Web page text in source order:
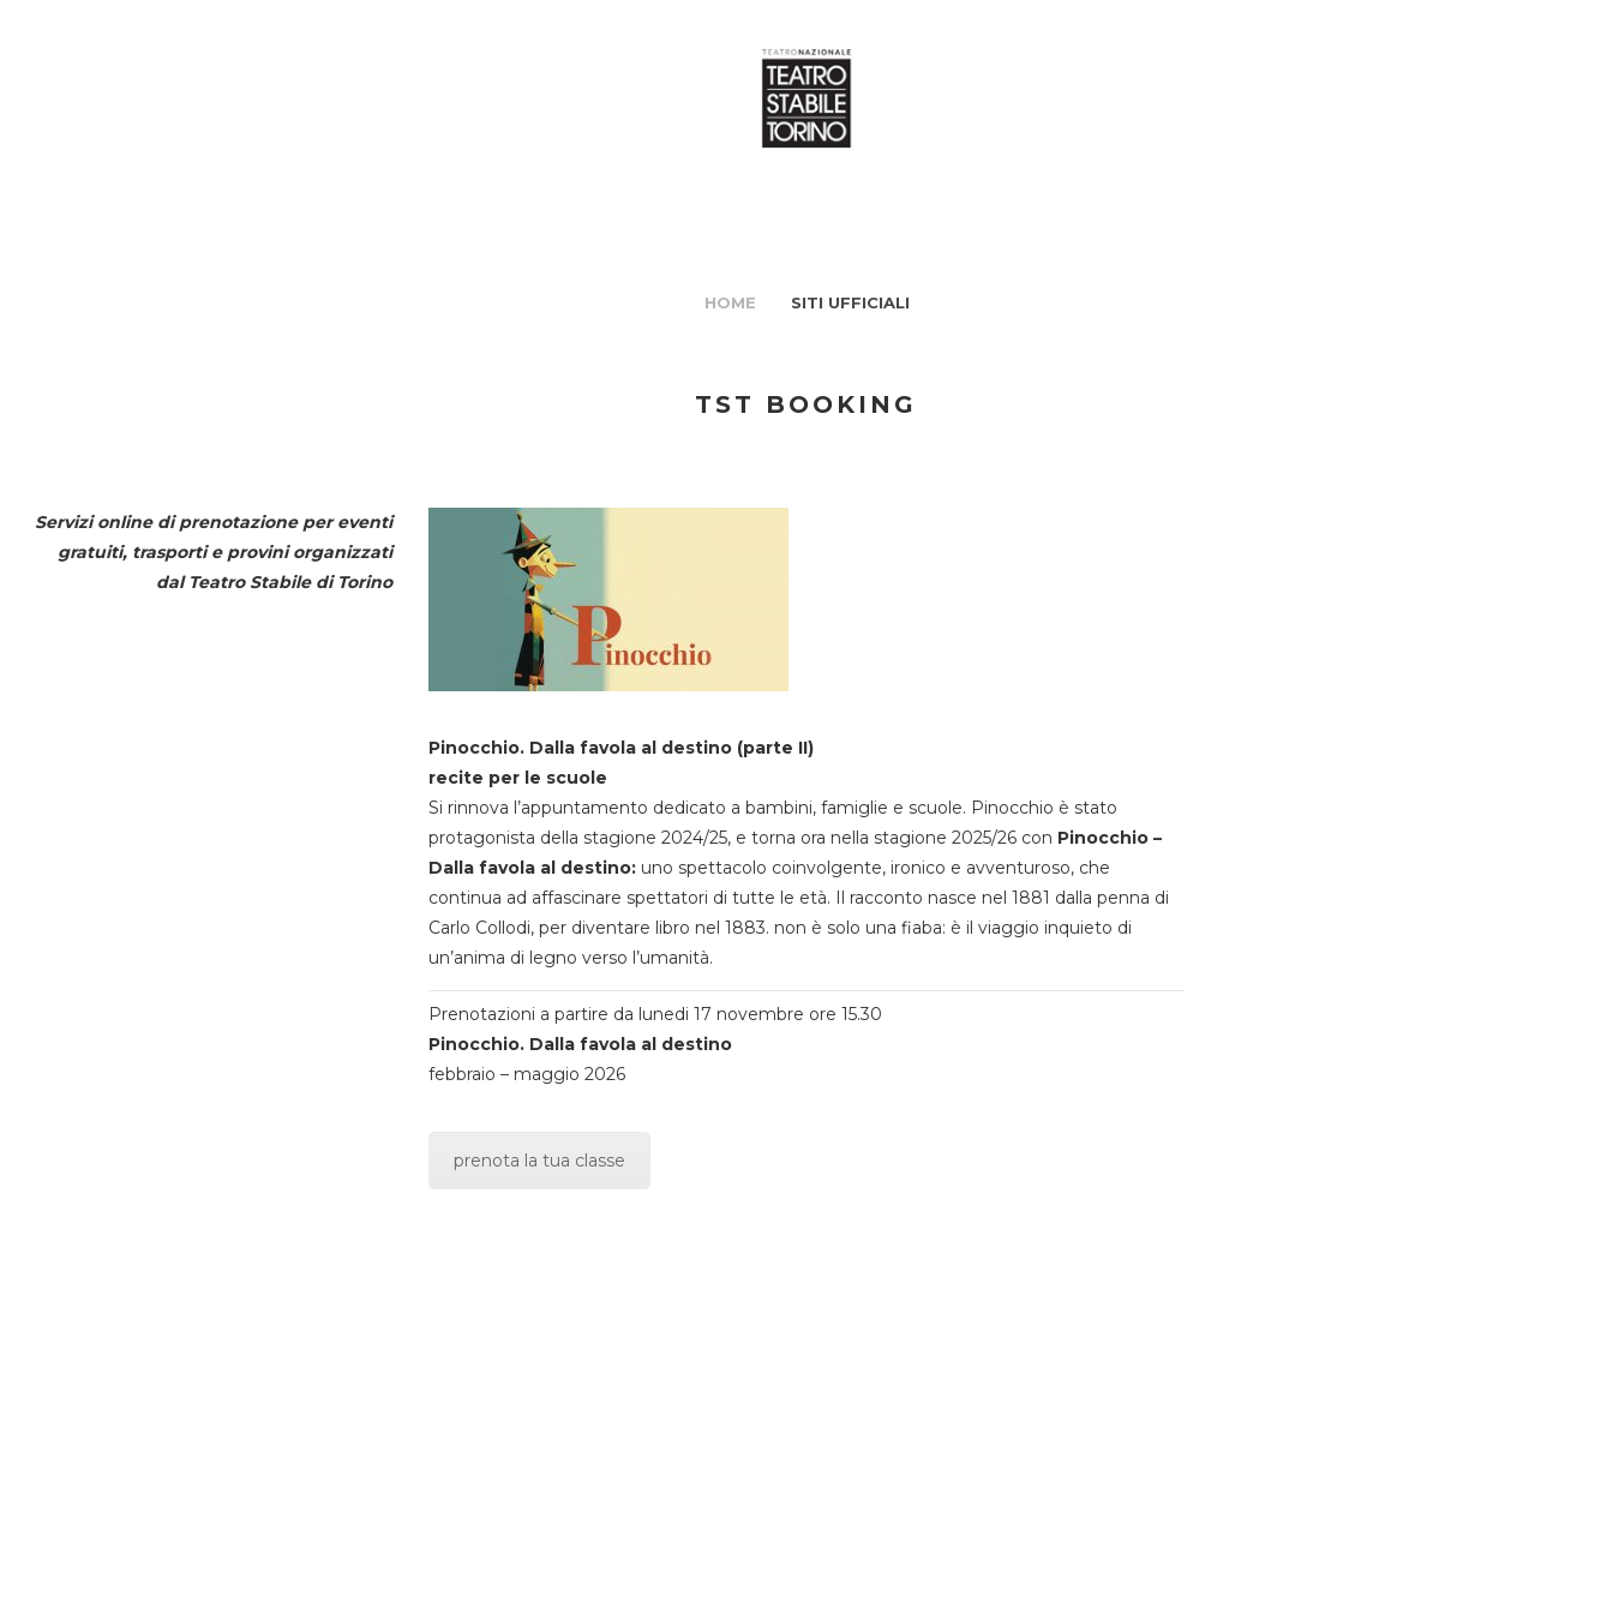
HOME SITI UFFICIALI
TST BOOKING
Servizi online di prenotazione per eventi
gratuiti, trasporti e provini organizzati
dal Teatro Stabile di Torino
Pinocchio. Dalla favola al destino (parte II)
recite per le scuole
Si rinnova l’appuntamento dedicato a bambini, famiglie e scuole. Pinocchio è stato
protagonista della stagione 2024/25, e torna ora nella stagione 2025/26 con Pinocchio –
Dalla favola al destino:uno spettacolo coinvolgente, ironico e avventuroso, che
continua ad affascinare spettatori di tutte le età. Il racconto nasce nel 1881 dalla penna di
Carlo Collodi, per diventare libro nel 1883. non è solo una fiaba: è il viaggio inquieto di
un’anima di legno verso l’umanità.
Prenotazioni a partire da lunedi 17 novembre ore 15.30
Pinocchio. Dalla favola al destino
febbraio – maggio 2026
prenota la tua classe